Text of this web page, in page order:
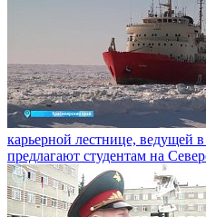
карьерной лестнице, ведущей
предлагают студентам на